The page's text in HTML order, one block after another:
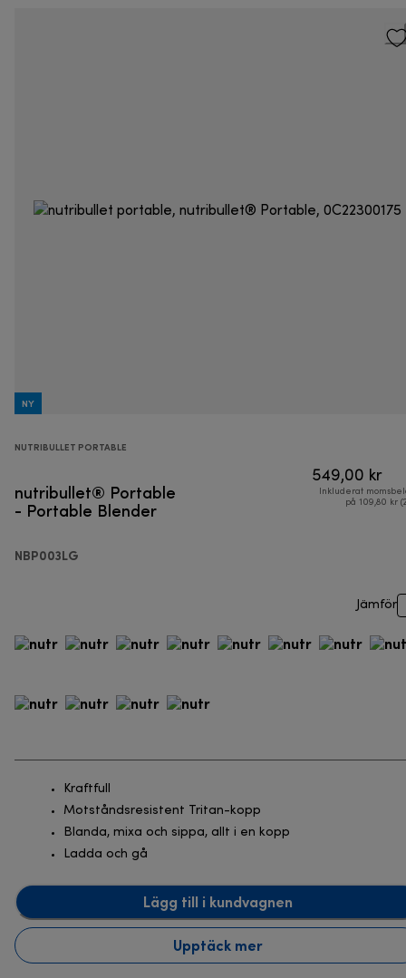
NY
NUTRIBULLET PORTABLE
nutribullet® Portable
- Portable Blender
NBP003LG
549,00 kr
Inkluderat
på 109,80 kr
Jämför
Kraftfull
Motståndsresistent Tritan-kopp
Blanda, mixa och sippa, allt i en kopp
Ladda och gå
Lägg till i kundvagnen
Upptäck mer